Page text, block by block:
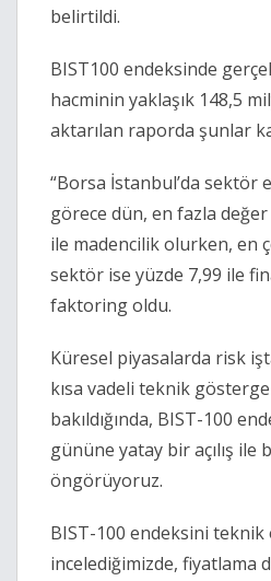
belirtildi.
BIST100 endeksinde
hacminin yaklaşık 148,5
aktarılan raporda şunlar
“Borsa İstanbul’da sektör
görece dün, en fazla
ile madencilik olurken, en
sektör ise yüzde 7,99 ile
faktoring oldu.
Küresel piyasalarda risk
kısa vadeli teknik
bakıldığında, BIST-100
gününe yatay bir açılış ile
öngörüyoruz.
BIST-100 endeksini teknik
incelediğimizde, fiyatlama